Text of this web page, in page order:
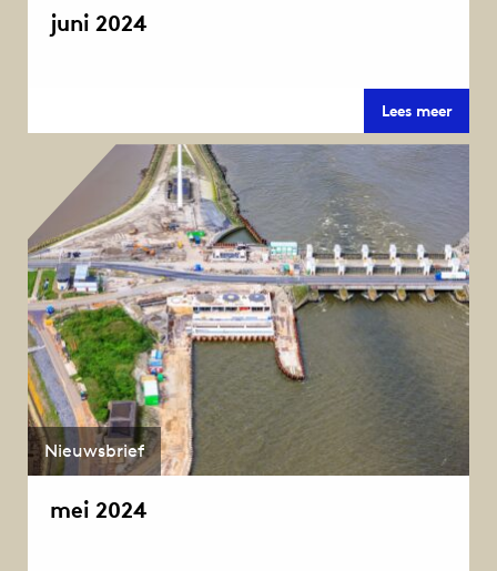
juni 2024
Lees meerjuni
mei 2024
Nieuwsbrief